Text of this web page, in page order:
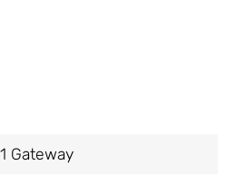
Gateway